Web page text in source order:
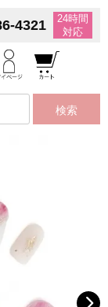
4321
24時間
対応
検索